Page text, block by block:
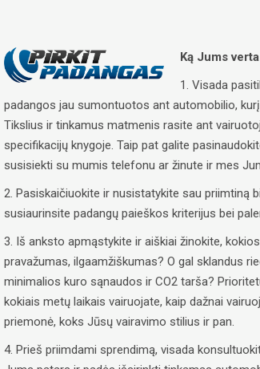
Ką Jums
1. Visada
padangos jau sumontuotos ant automobilio,
Tikslius ir tinkamus matmenis rasite ant
specifikacijų knygoje. Taip pat galite
susisiekti su mumis telefonu ar žinute ir mes
2. Pasiskaičiuokite ir nusistatykite sau priimtiną
susiaurinsite padangų paieškos kriterijus bei
3. Iš anksto apmąstykite ir aiškiai žinokite,
pravažumas, ilgaamžiškumas? O gal sklandus
minimalios kuro sąnaudos ir CO2 tarša?
kokiais metų laikais vairuojate, kaip dažnai
priemonė, koks Jūsų vairavimo stilius ir pan.
4. Prieš priimdami sprendimą, visada